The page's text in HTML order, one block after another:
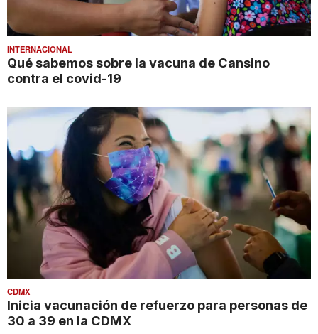
INTERNACIONAL
Qué sabemos sobre la vacuna de Cansino
contra el covid-19
CDMX
Inicia vacunación de refuerzo para personas de
30 a 39 en la CDMX